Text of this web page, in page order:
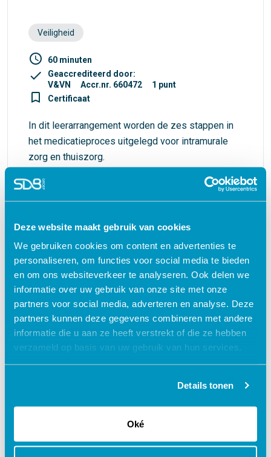
Deze website maakt gebruik van cookies
We gebruiken cookies om content en advertenties te
personaliseren, om functies voor social media te bieden
en om ons websiteverkeer te analyseren. Ook delen we
informatie over uw gebruik van onze site met onze
partners voor social media, adverteren en analyse. Deze
partners kunnen deze gegevens combineren met andere
informatie die u aan ze heeft verstrekt of die ze hebben
verzameld op basis van uw gebruik van hun services.
Details tonen
Oké
Veiligheid
access_time 60 minuten
check
Geaccrediteerd door:
V&VN
Accr.nr. 660472 1 punt
turned_in_not Certificaat
In dit leerarrangement worden de zes stappen in
het medicatieproces uitgelegd voor intramurale
zorg en thuiszorg.
Waarom kiezen voor deze
e-learning?
Flexibel – leer op je eigen manier en tempo
Praktijkgericht – ontwikkeld samen met
Interactieve en aantrekkelijke leermethoden
Accreditatiepunten worden automatisch